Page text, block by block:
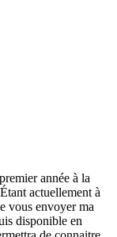
année à la
actuellement à
vous envoyer ma
disponible en